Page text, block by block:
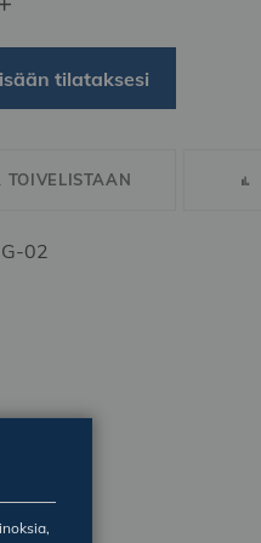
tilataksesi
TOIVELISTAAN
02